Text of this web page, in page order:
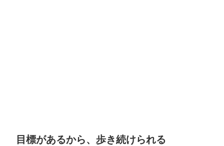
目標があるから、歩き続けられる